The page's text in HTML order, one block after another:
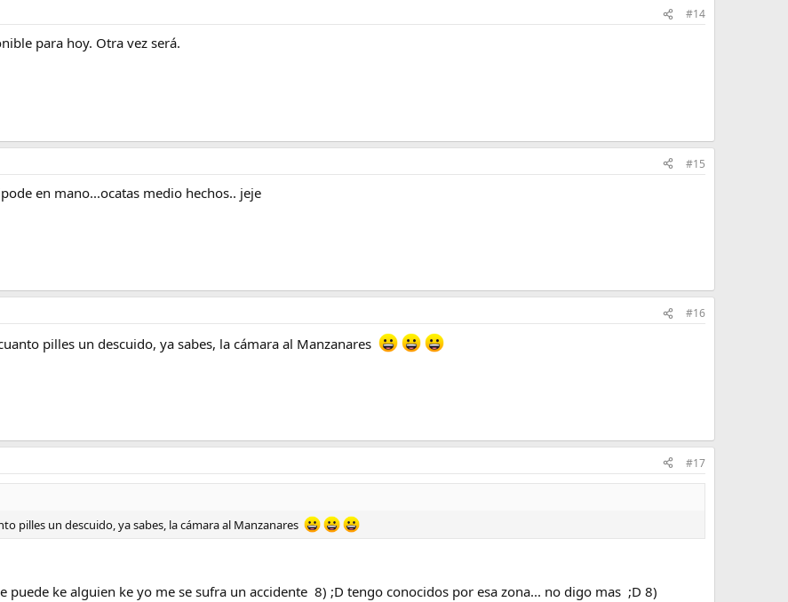
#14
para hoy. Otra vez será.
#15
en mano...ocatas medio hechos.. jeje
#16
pilles un descuido, ya sabes, la cámara al Manzanares
#17
pilles un descuido, ya sabes, la cámara al Manzanares
puede ke alguien ke yo me se sufra un accidente 8) ;D tengo conocidos por esa zona... no digo mas ;D 8)